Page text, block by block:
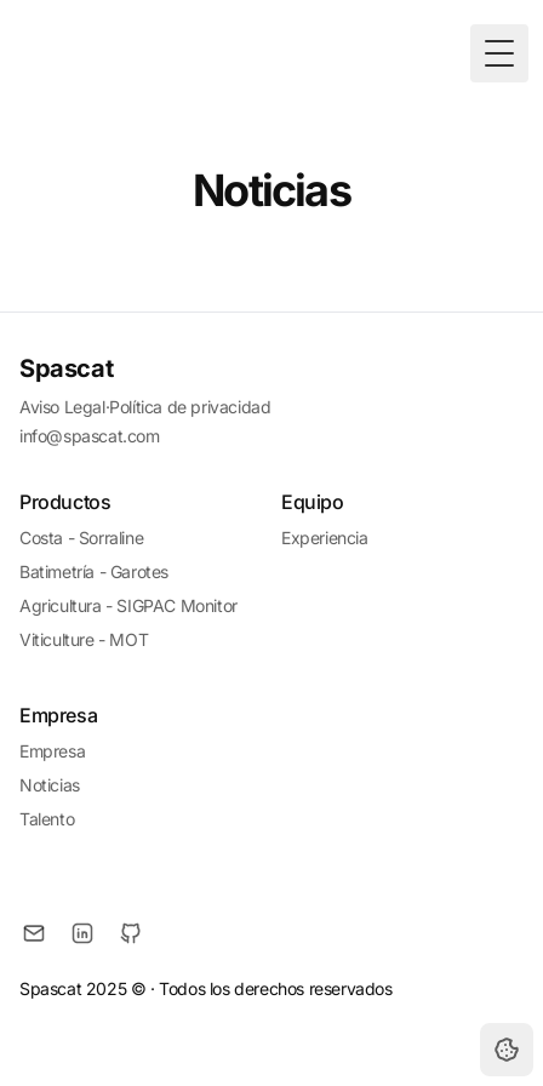
Noticias
Spascat
Aviso Legal·Política de privacidad
info@spascat.com
Productos
Costa - Sorraline
Batimetría - Garotes
Agricultura - SIGPAC Monitor
Viticulture - MOT
Equipo
Experiencia
Empresa
Empresa
Noticias
Talento
Spascat 2025 © · Todos los derechos reservados